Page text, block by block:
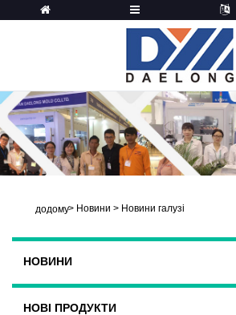
додому> Новини > Новини галузі
НОВИНИ
НОВІ ПРОДУКТИ